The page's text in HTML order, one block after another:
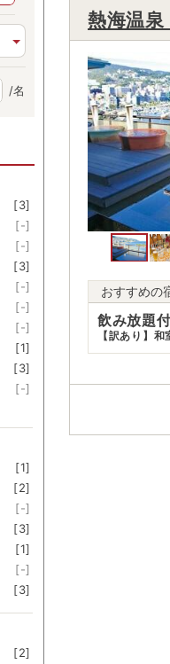
/名
[3]
[-]
[-]
[3]
[-]
[-]
[-]
[1]
[3]
[-]
[-]
[-]
[-]
[-]
[-]
[1]
[2]
[-]
[3]
[1]
[-]
[3]
[2]
熱海温
おすすめの
飲み放題
【訳あり】